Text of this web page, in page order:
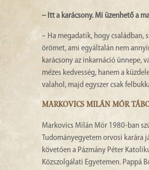
– Itt a karácsony. Mi üzenhető a
– Ha megadatik, hogy
örömet, ami egyáltalán nem
karácsony az inkarnáció ünnepe,
mézes kedvesség, hanem a
valahol, majd egyszer csak
MARKOVICS MILÁN MÓR
Markovics Milán Mór 1980-ban
Tudományegyetem orvosi karára
követően a Pázmány Péter
Közszolgálati Egyetemen. Pappá